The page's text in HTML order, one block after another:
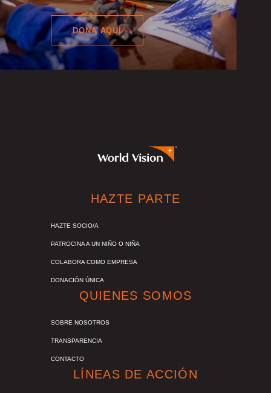
DONA AQUÍ
HAZTE PARTE
HAZTE SOCIO/A
PATROCINA A UN NIÑO O NIÑA
COLABORA COMO EMPRESA
DONACIÓN ÚNICA
QUIENES SOMOS
SOBRE NOSOTROS
TRANSPARENCIA
CONTACTO
LÍNEAS DE ACCIÓN